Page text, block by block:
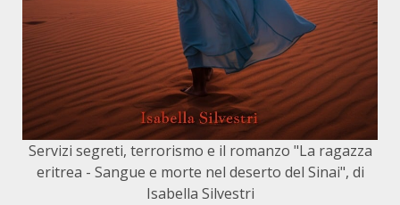
Servizi segreti, terrorismo e il romanzo "La ragazza
eritrea - Sangue e morte nel deserto del Sinai", di
Isabella Silvestri